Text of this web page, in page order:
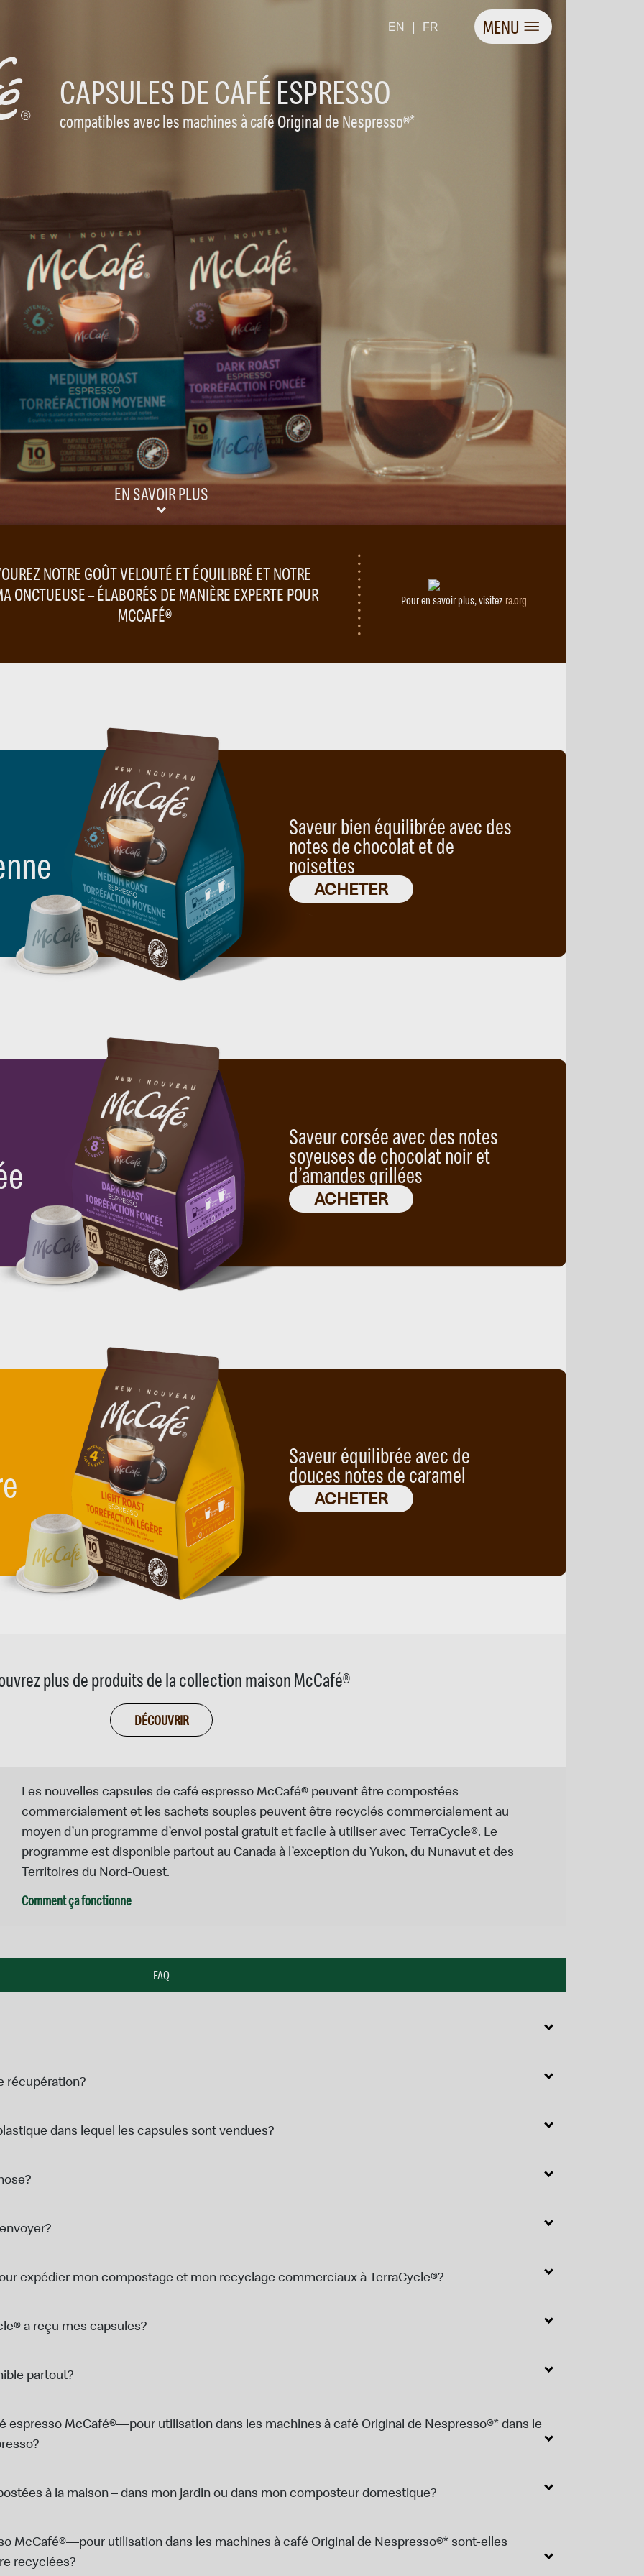
EN FR MENU
CAPSULES DE CAFÉ ESPRESSO
compatibles avec les machines à café Original de Nespresso®*
EN SAVOIR PLUS
NOTRE GOÛT VELOUTÉ ET ÉQUILIBRÉ ET NOTRE
ONCTUEUSE – ÉLABORÉS DE MANIÈRE EXPERTE POUR
MCCAFÉ®
Pour en savoir plus, visitez ra.org
Saveur bien équilibrée avec des
notes de chocolat et de
noisettes
ACHETER
Saveur corsée avec des notes
soyeuses de chocolat noir et
d’amandes grillées
ACHETER
Saveur équilibrée avec de
douces notes de caramel
ACHETER
plus de produits de la collection maison McCafé®
DÉCOUVRIR
Les nouvelles capsules de café espresso McCafé® peuvent être compostées
commercialement et les sachets souples peuvent être recyclés commercialement au
moyen d’un programme d’envoi postal gratuit et facile à utiliser avec TerraCycle®. Le
programme est disponible partout au Canada à l’exception du Yukon, du Nunavut et des
Territoires du Nord-Ouest.
Comment ça fonctionne
FAQ
récupération?
dans lequel les capsules sont vendues?
expédier mon compostage et mon recyclage commerciaux à TerraCycle®?
a reçu mes capsules?
partout?
espresso McCafé®—pour utilisation dans les machines à café Original de Nespresso®* dans le
à la maison – dans mon jardin ou dans mon composteur domestique?
McCafé®—pour utilisation dans les machines à café Original de Nespresso®* sont-elles
recyclées?